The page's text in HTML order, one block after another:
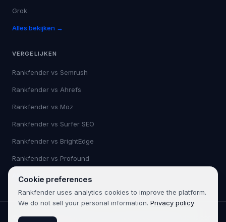
Grok
Alles bekijken →
VERGELIJKEN
Rankfender vs Semrush
Rankfender vs Ahrefs
Rankfender vs Moz
Rankfender vs Surfer SEO
Rankfender vs BrightEdge
Rankfender vs Profound
Alles bekijken →
©2026Rankfender.
Cookie preferences
Rankfender uses analytics cookies to improve the platform.
We do not sell your personal information. Privacy policy